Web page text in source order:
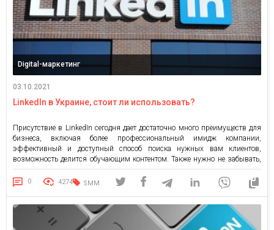
Digital-маркетинг
03.10.2021
LinkedIn в Украине, стоит ли использовать?
Присутствие в LinkedIn сегодня дает достаточно много преимуществ для
бизнеса, включая более профессиональный имидж компании,
эффективный и доступный способ поиска нужных вам клиентов,
возможность делится обучающим контентом. Также нужно не забывать,
что Google высоко ранжирует LinkedIn в поисковой выдаче, поэтому у вас
будет высока вероятность попасть в топ выдачу Google. LinkedIn более
0 4274 SMM